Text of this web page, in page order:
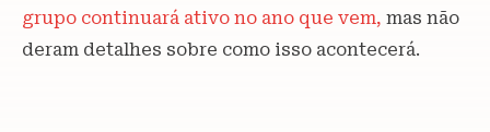
grupo continuará ativo no ano que vem, mas não
deram detalhes sobre como isso acontecerá.